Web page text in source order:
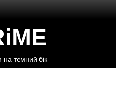
на темний бік